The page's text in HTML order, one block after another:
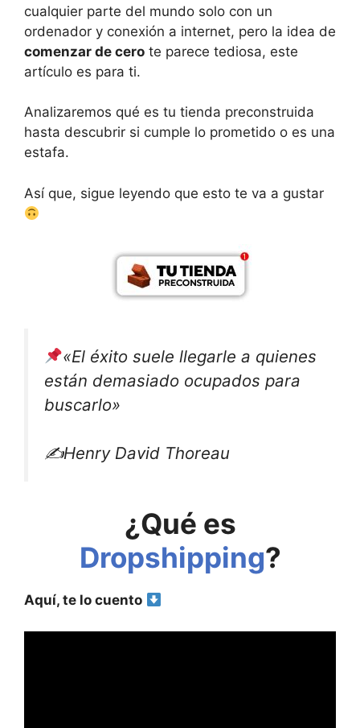
cualquier parte del mundo solo con un
ordenador y conexión a internet, pero la idea de
comenzar de cero te parece tediosa, este
artículo es para ti.
Analizaremos qué es tu tienda preconstruida
hasta descubrir si cumple lo prometido o es una
estafa.
Así que, sigue leyendo que esto te va a gustar
«El éxito suele llegarle a quienes
están demasiado ocupados para
buscarlo»
✍️Henry David Thoreau
¿Qué es
Dropshipping?
Aquí, te lo cuento